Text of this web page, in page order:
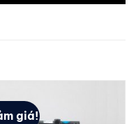
giá!